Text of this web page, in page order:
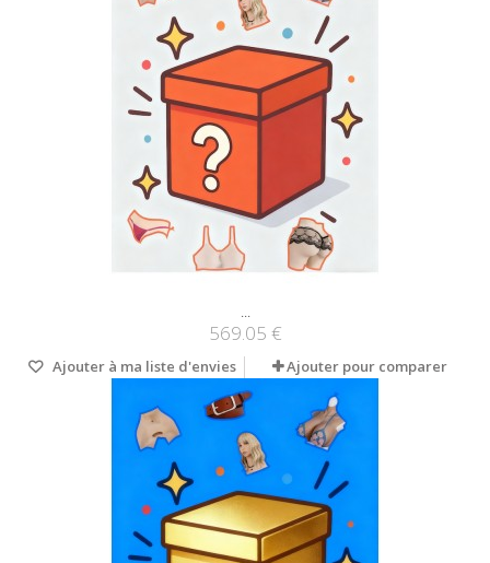
...
569.05 €
Ajouter à ma liste d'envies Ajouter pour comparer